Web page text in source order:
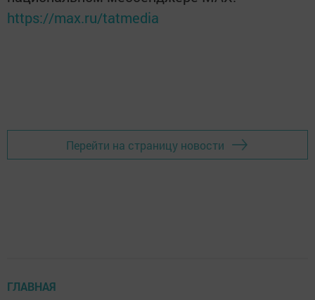
https://max.ru/tatmedia
Перейти на страницу новости
ГЛАВНАЯ